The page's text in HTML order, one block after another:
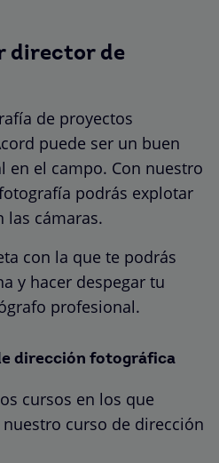
director de
de proyectos
puede ser un buen
en el campo. Con nuestro
podrás explotar
las cámaras.
con la que te podrás
y hacer despegar tu
profesional.
dirección fotográfica
cursos en los que
curso de dirección